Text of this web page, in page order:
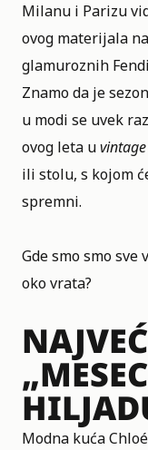
Milanu i Parizu
ovog materijala
glamuroznih Fendi
Znamo da je
u modi se uvek
ovog leta uvintage
ili stolu, s kojom
spremni.
Gde smo smo
oko vrata?
Modna kućaChloé